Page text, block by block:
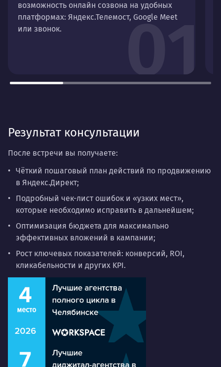
01
возможность онлайн созвона на удобных
платформах: Яндекс.Телемост, Google Meet
или звонок.
Результат консультации
После встречи вы получаете:
Чёткий пошаговый план действий по продвижению
в Яндекс.Директ;
Подробный чек-лист ошибок и «узких мест»,
которые необходимо исправить в дальнейшем;
Оптимизация бюджета для максимально
эффективных вложений в кампании;
Рост ключевых показателей: конверсий, ROI,
кликабельности и других KPI.